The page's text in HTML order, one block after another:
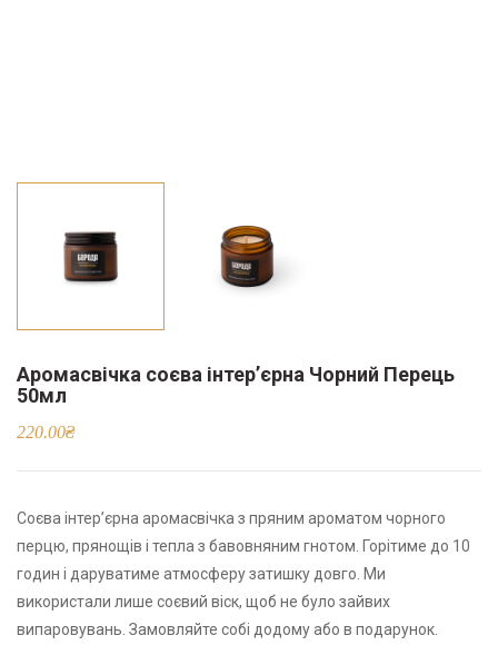
Аромасвічка соєва інтер’єрна Чорний Перець
50мл
220.00₴
Соєва інтер’єрна аромасвічка з пряним ароматом чорного
перцю, прянощів і тепла з бавовняним гнотом. Горітиме до 10
годин і даруватиме атмосферу затишку довго. Ми
використали лише соєвий віск, щоб не було зайвих
випаровувань. Замовляйте собі додому або в подарунок.